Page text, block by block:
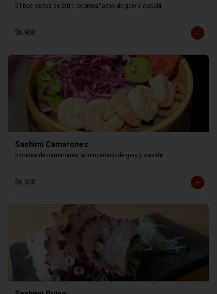
5 finos cortes de atún, acompañados de gary y wasabi.
$6.900
Sashimi Camarones
5 cortes de camarones, acompañado de gary y wasabi.
$6.500